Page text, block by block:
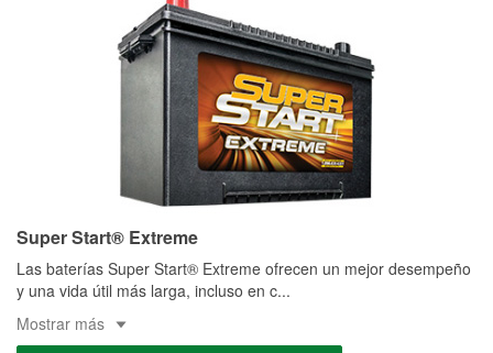
Super Start® Extreme
Las baterías Super Start® Extreme ofrecen un mejor desempeño
y una vida útil más larga, incluso en c...
Mostrar más